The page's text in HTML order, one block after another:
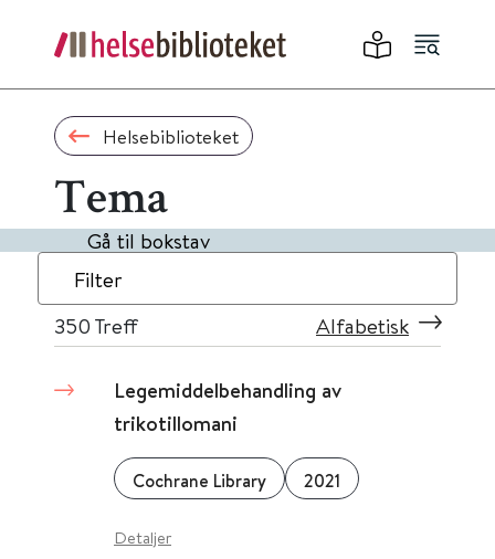
Helsebiblioteket
Tema
Gå til bokstav
Filter
350 Treff Alfabetisk
Legemiddelbehandling av
trikotillomani
Cochrane Library 2021
Detaljer